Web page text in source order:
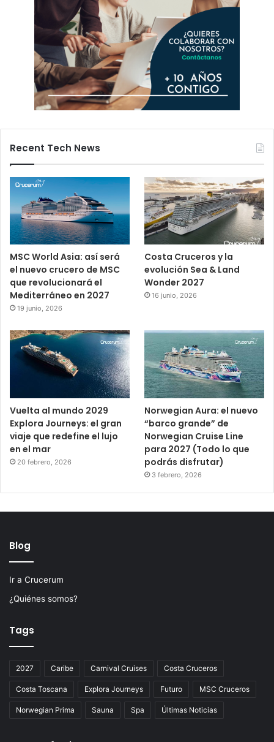
Recent Tech News
MSC World Asia: así será
el nuevo crucero de MSC
que revolucionará el
Mediterráneo en 2027
19 junio, 2026
Costa Cruceros y la
evolución Sea & Land
Wonder 2027
16 junio, 2026
Vuelta al mundo 2029
Explora Journeys: el gran
viaje que redefine el lujo
en el mar
20 febrero, 2026
Norwegian Aura: el nuevo
“barco grande” de
Norwegian Cruise Line
para 2027 (Todo lo que
podrás disfrutar)
3 febrero, 2026
Blog
Ir a Crucerum
¿Quiénes somos?
Tags
2027 Caribe Carnival Cruises Costa Cruceros
Costa Toscana Explora Journeys Futuro MSC Cruceros
Norwegian Prima Sauna Spa Últimas Noticias